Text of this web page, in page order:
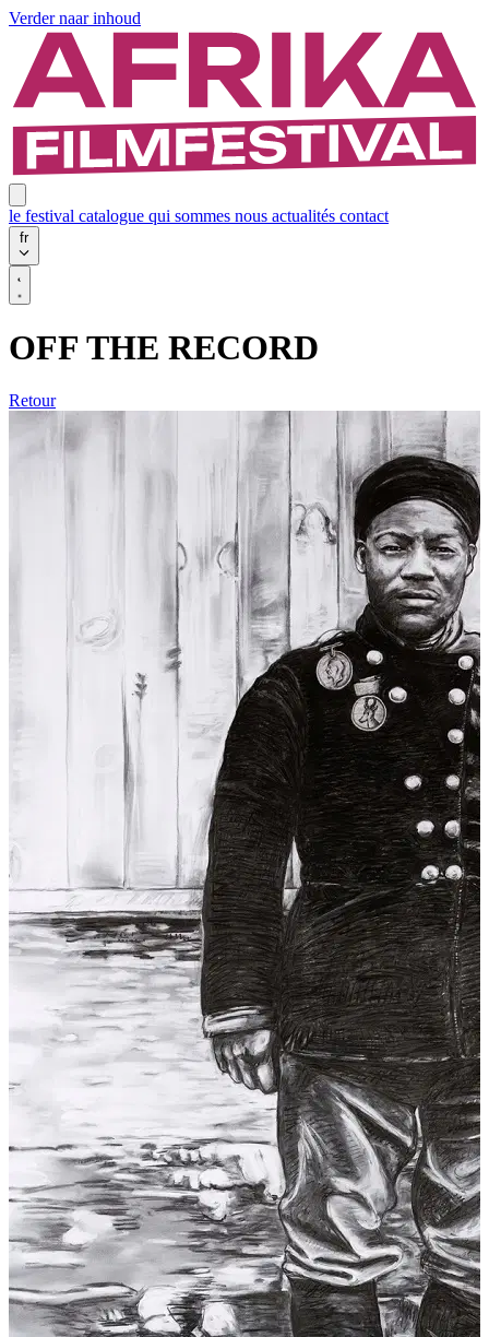
Verder naar inhoud
le festival catalogue qui sommes nous actualités contact
fr
OFF THE RECORD
Retour